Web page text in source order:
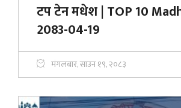
टप टेन मधेश | TOP 10
2083-04-19
मंगलबार, साउन १९, २०८३